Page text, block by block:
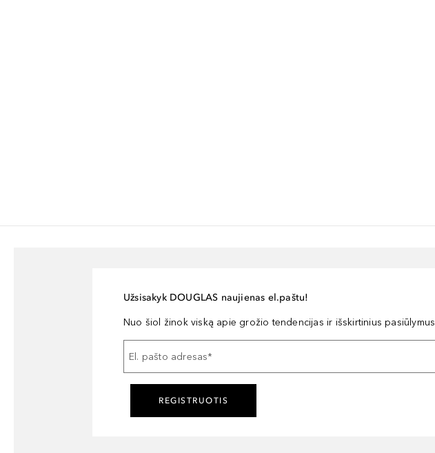
Užsisakyk DOUGLAS naujienas el.paštu!
Nuo šiol žinok viską apie grožio tendencijas ir išskirtinius pasiūlymus
El. pašto adresas*
REGISTRUOTIS